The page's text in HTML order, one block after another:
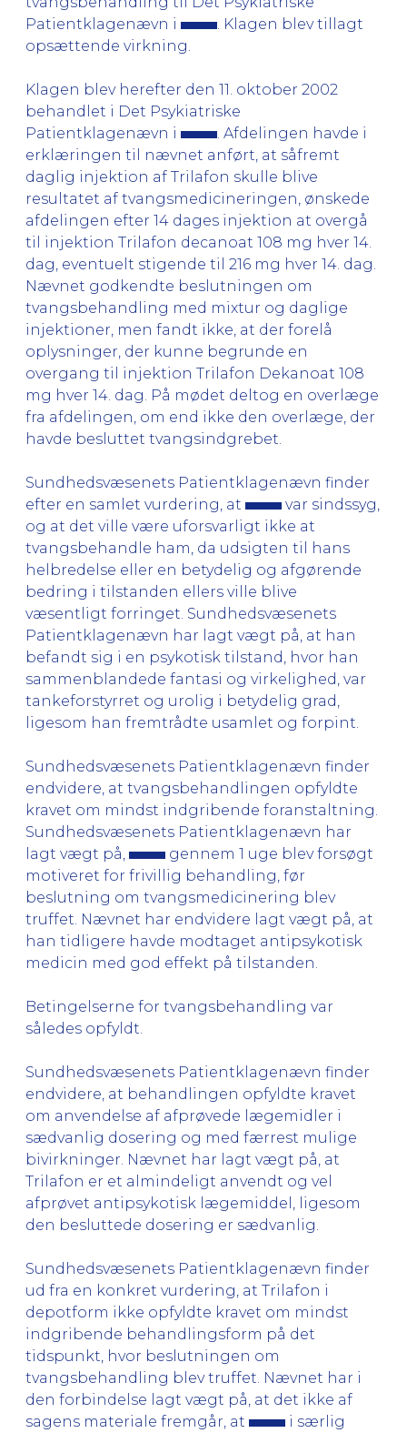
Patientklagenævn i
. Klagen blev tillagt
opsættende virkning.
Klagen blev herefter den 11. oktober 2002
behandlet i Det Psykiatriske
Patientklagenævn i
. Afdelingen havde i
erklæringen til nævnet anført, at såfremt
daglig injektion af Trilafon skulle blive
resultatet af tvangsmedicineringen, ønskede
afdelingen efter 14 dages injektion at overgå
til injektion Trilafon decanoat 108 mg hver 14.
dag, eventuelt stigende til 216 mg hver 14. dag.
Nævnet godkendte beslutningen om
tvangsbehandling med mixtur og daglige
injektioner, men fandt ikke, at der forelå
oplysninger, der kunne begrunde en
overgang til injektion Trilafon Dekanoat 108
mg hver 14. dag. På mødet deltog en overlæge
fra afdelingen, om end ikke den overlæge, der
havde besluttet tvangsindgrebet.
Sundhedsvæsenets Patientklagenævn finder
efter en samlet vurdering, at
var sindssyg,
og at det ville være uforsvarligt ikke at
tvangsbehandle ham, da udsigten til hans
helbredelse eller en betydelig og afgørende
bedring i tilstanden ellers ville blive
væsentligt forringet. Sundhedsvæsenets
Patientklagenævn har lagt vægt på, at han
befandt sig i en psykotisk tilstand, hvor han
sammenblandede fantasi og virkelighed, var
tankeforstyrret og urolig i betydelig grad,
ligesom han fremtrådte usamlet og forpint.
Sundhedsvæsenets Patientklagenævn finder
endvidere, at tvangsbehandlingen opfyldte
kravet om mindst indgribende foranstaltning.
Sundhedsvæsenets Patientklagenævn har
lagt vægt på,
gennem 1 uge blev forsøgt
motiveret for frivillig behandling, før
beslutning om tvangsmedicinering blev
truffet. Nævnet har endvidere lagt vægt på, at
han tidligere havde modtaget antipsykotisk
medicin med god effekt på tilstanden.
Betingelserne for tvangsbehandling var
således opfyldt.
Sundhedsvæsenets Patientklagenævn finder
endvidere, at behandlingen opfyldte kravet
om anvendelse af afprøvede lægemidler i
sædvanlig dosering og med færrest mulige
bivirkninger. Nævnet har lagt vægt på, at
Trilafon er et almindeligt anvendt og vel
afprøvet antipsykotisk lægemiddel, ligesom
den besluttede dosering er sædvanlig.
Sundhedsvæsenets Patientklagenævn finder
ud fra en konkret vurdering, at Trilafon i
depotform ikke opfyldte kravet om mindst
indgribende behandlingsform på det
tidspunkt, hvor beslutningen om
tvangsbehandling blev truffet. Nævnet har i
den forbindelse lagt vægt på, at det ikke af
sagens materiale fremgår, at
i særlig